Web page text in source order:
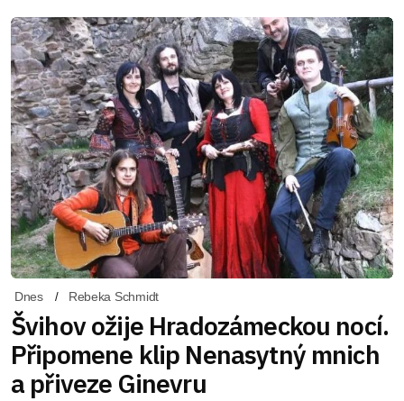
Dnes Rebeka Schmidt
Švihov ožije Hradozámeckou nocí.
Připomene klip Nenasytný mnich
a přiveze Ginevru